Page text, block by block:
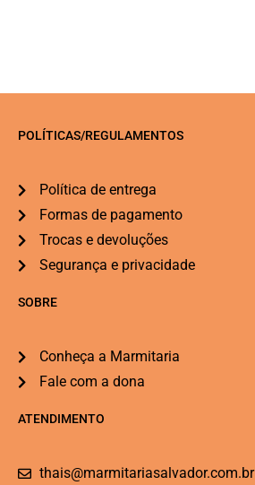
POLÍTICAS/REGULAMENTOS
Política de entrega
Formas de pagamento
Trocas e devoluções
Segurança e privacidade
SOBRE
Conheça a Marmitaria
Fale com a dona
ATENDIMENTO
thais@marmitariasalvador.com.br